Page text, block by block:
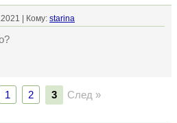
| Кому: starina
1 2 3 След »